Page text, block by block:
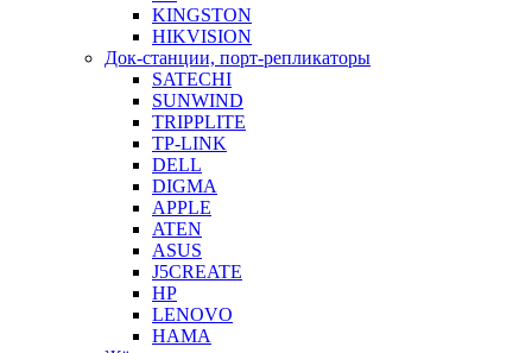
KINGSTON
HIKVISION
Док-станции, порт-репликаторы
SATECHI
SUNWIND
TRIPPLITE
TP-LINK
DELL
DIGMA
APPLE
ATEN
ASUS
J5CREATE
HP
LENOVO
HAMA